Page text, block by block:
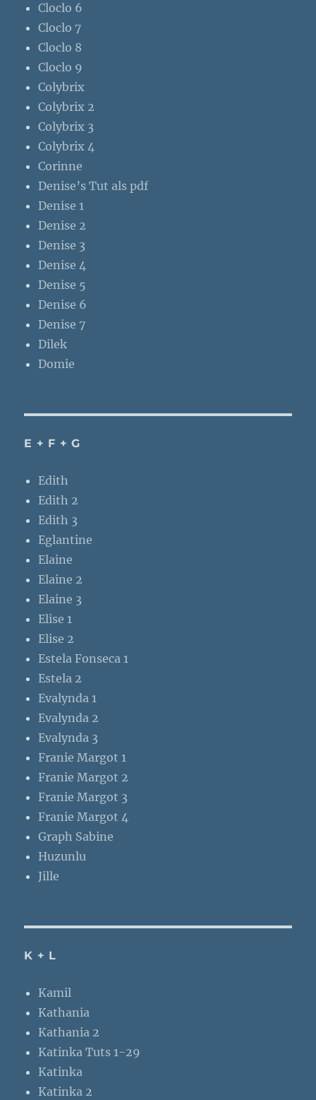
Cloclo 6
Cloclo 7
Cloclo 8
Cloclo 9
Colybrix
Colybrix 2
Colybrix 3
Colybrix 4
Corinne
Denise’s Tut als pdf
Denise 1
Denise 2
Denise 3
Denise 4
Denise 5
Denise 6
Denise 7
Dilek
Domie
E + F + G
Edith
Edith 2
Edith 3
Eglantine
Elaine
Elaine 2
Elaine 3
Elise 1
Elise 2
Estela Fonseca 1
Estela 2
Evalynda 1
Evalynda 2
Evalynda 3
Franie Margot 1
Franie Margot 2
Franie Margot 3
Franie Margot 4
Graph Sabine
Huzunlu
Jille
K + L
Kamil
Kathania
Kathania 2
Katinka Tuts 1-29
Katinka
Katinka 2